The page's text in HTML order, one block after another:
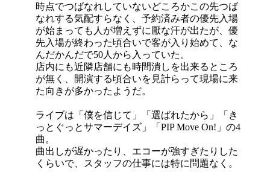
時点でつばなれしていないどころかこの先つば
なれする気配すらなく、予約済み者の優先入場
が始まっても人が増えずに厭な汗が出たが、優
先入場が終わった頃合いで客が入り始めて、な
んだかんだで50人から入っていた。
店内にも近隣店舗にも時間潰しを出来るところ
が無く、開演する頃合いを見計らって現場に来
た向きが多かったようだ。
ライブは「僕を信じて」「選ばれたから」「き
っとぐっとサマーデイズ」「PIP Move On!」の4
曲。
曲出しが遅かったり、エコーが強すぎたりした
くらいで、スタッフの仕事には特に問題なく。